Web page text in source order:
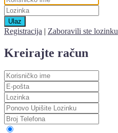
Ulaz
Registracija | Zaboravili ste lozinku
Kreirajte račun